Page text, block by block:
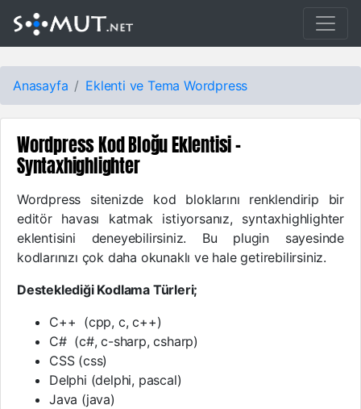
Anasayfa Eklenti ve Tema Wordpress
Wordpress Kod Bloğu Eklentisi -
Syntaxhighlighter
Wordpress sitenizde kod bloklarını renklendirip bir
editör havası katmak istiyorsanız, syntaxhighlighter
eklentisini deneyebilirsiniz. Bu plugin sayesinde
kodlarınızı çok daha okunaklı ve hale getirebilirsiniz.
Desteklediği Kodlama Türleri;
C++ (cpp, c, c++)
C# (c#, c-sharp, csharp)
CSS (css)
Delphi (delphi, pascal)
Java (java)